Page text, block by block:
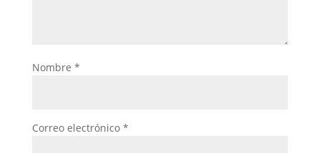
Nombre *
Correo electrónico *